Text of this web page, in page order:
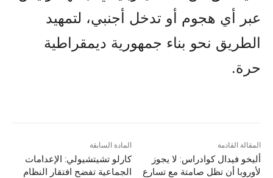
عبر أي هجوم أو تدخل أجنبي، لتمهيد
الطريق نحو بناء جمهورية ديمقراطية
حرة.
المادة السابقة
كارلو تشيتشيولي: الإعدامات
الجماعية تفضح افتقار النظام
المقالة القادمة
أليخو فيدال كوادراس: لا يجوز
لأوروبا أن تظل صامتة مع تسارع